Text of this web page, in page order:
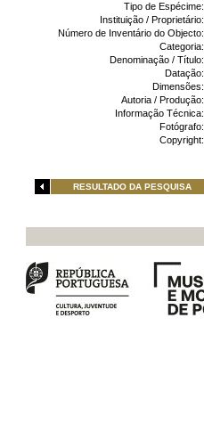
Tipo de Espécime:
Instituição / Proprietário:
Número de Inventário do Objecto:
Categoria:
Denominação / Título:
Datação:
Dimensões:
Autoria / Produção:
Informação Técnica:
Fotógrafo:
Copyright:
RESULTADO DA PESQUISA